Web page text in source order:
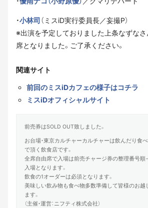
・小林司 （ミスiD実行委員長／妄撮P）
※出演を予定しておりました上条なずな
席となりました。ご了承ください。
関連サイト
前回のミスiDカフェの様子はコチラ
ミスiDオフィシャルサイト
前売券はSOLD OUT致しました。
お台場・東京カルチャーカルチャーは飲んだり食
で頂く飲食店です。
全席自由席で入場は前売チャージ券の整理番号
入場となります。
飲食の1オーダーは必須となります。
美味しい飲み物も食べ物多数準備して皆様のお越
ます。
（主催・運営：ニフティ株式会社）